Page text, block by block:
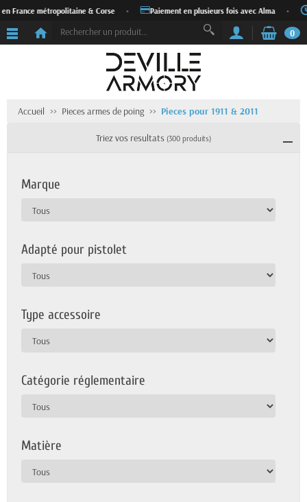
métropolitaine & Corse • Paiement en plusieurs fois avec Alma •
0
Accueil Pieces armes de poing Pieces pour 1911 & 2011
Triez vos resultats (300 produits)
Marque
Adapté pour pistolet
Type accessoire
Catégorie réglementaire
Matière